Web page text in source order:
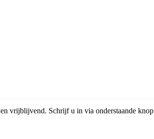
en vrijblijvend. Schrijf u in via onderstaande